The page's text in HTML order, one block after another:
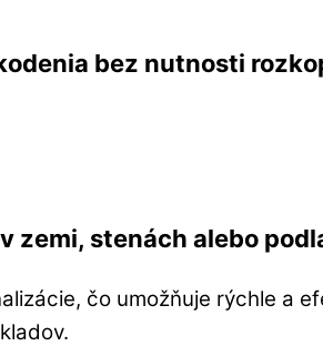
bez nutnosti
zemi, stenách alebo
čo umožňuje rýchle a